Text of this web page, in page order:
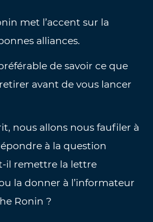
met l’accent sur la
alliances.
de savoir ce que
avant de vous lancer
nous allons nous faufiler à
à la question
il remettre la lettre
la donner à l’informateur
Ronin ?